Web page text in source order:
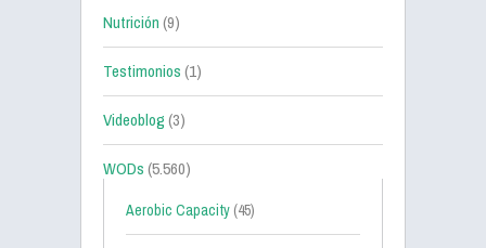
Nutrición(9)
Testimonios(1)
Videoblog(3)
WODs(5.560)
Aerobic Capacity (45)